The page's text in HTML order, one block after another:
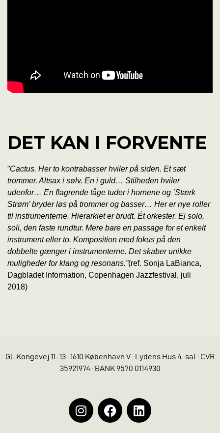
DET KAN I FORVENTE
”Cactus. Her to kontrabasser hviler på siden. Et sæt
trommer. Altsax i sølv. En i guld… Stilheden hviler
udenfor… En flagrende tåge tuder i hornene og ’Stærk
Strøm’ bryder løs på trommer og basser… Her er nye roller
til instrumenterne. Hierarkiet er brudt. Ét orkester. Ej solo,
soli, den faste rundtur. Mere bare en passage for et enkelt
instrument eller to. Komposition med fokus på den
dobbelte gænger i instrumenterne. Det skaber unikke
muligheder for klang og resonans.”(ref. Sonja LaBianca,
Dagbladet Information, Copenhagen Jazzfestival, juli
2018)
Gl. Kongevej 11-13 · 1610 København V · Lydens Hus 4. sal · CVR
35921974 · BANK 9570 0114930